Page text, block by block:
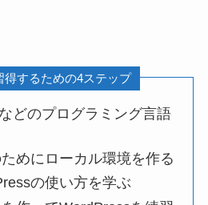
するための4ステップ
どのプログラミング言語
めにローカル環境を作る
の使い方を学ぶ